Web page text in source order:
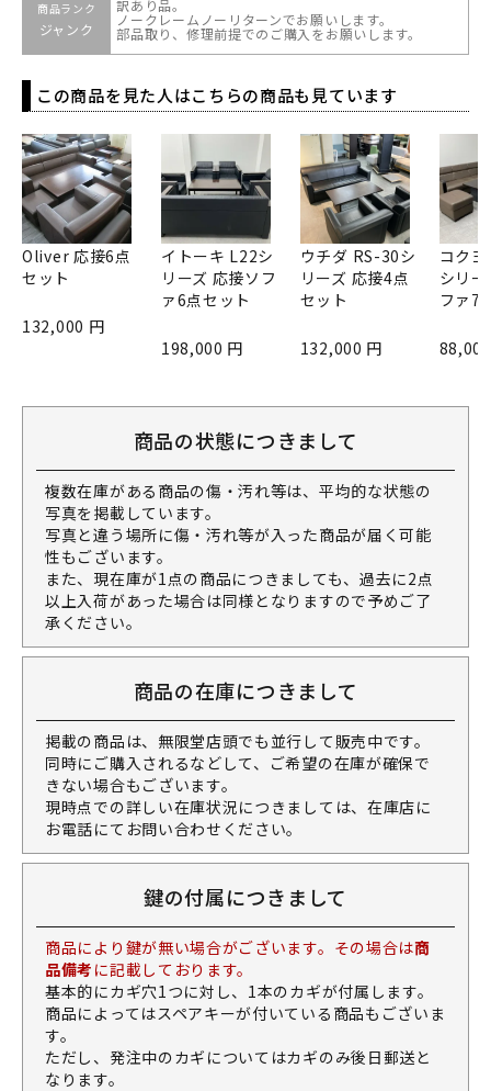
商品ランク
ジャンク
訳あり品。
ノークレームノーリターンでお願いします。
部品取り、修理前提でのご購入をお願いします。
この商品を見た人はこちらの商品も見ています
Oliver 応接6点
セット
132,000 円
イトーキ L22シ
リーズ 応接ソフ
ァ6点セット
198,000 円
ウチダ RS-30シ
リーズ 応接4点
セット
132,000 円
コク
シリ
ファ7
商品の状態につきまして
複数在庫がある商品の傷・汚れ等は、平均的な状態の
写真を掲載しています。
写真と違う場所に傷・汚れ等が入った商品が届く可能
性もございます。
また、現在庫が1点の商品につきましても、過去に2点
以上入荷があった場合は同様となりますので予めご了
承ください。
商品の在庫につきまして
掲載の商品は、無限堂店頭でも並行して販売中です。
同時にご購入されるなどして、ご希望の在庫が確保で
きない場合もございます。
現時点での詳しい在庫状況につきましては、在庫店に
お電話にてお問い合わせください。
鍵の付属につきまして
商品により鍵が無い場合がございます。その場合は商
品備考 に記載しております。
基本的にカギ穴1つに対し、1本のカギが付属します。
商品によってはスペアキーが付いている商品もございま
す。
ただし、発注中のカギについてはカギのみ後日郵送と
なります。